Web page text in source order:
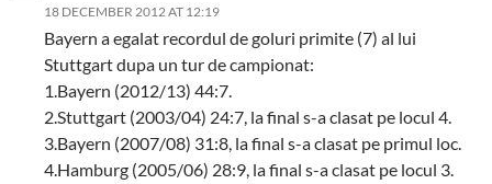
18 DECEMBER 2012 AT 12:19
Bayern a egalat recordul de goluri primite (7) al lui
Stuttgart dupa un tur de campionat:
1.Bayern (2012/13) 44:7.
2.Stuttgart (2003/04) 24:7, la final s-a clasat pe locul 4.
3.Bayern (2007/08) 31:8, la final s-a clasat pe primul loc.
4.Hamburg (2005/06) 28:9, la final s-a clasat pe locul 3.